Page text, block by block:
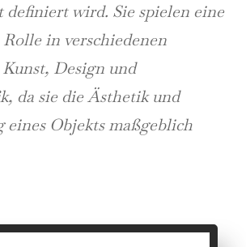
definiert wird. Sie spielen eine
in verschiedenen
Design und
da sie die Ästhetik und
eines Objekts maßgeblich